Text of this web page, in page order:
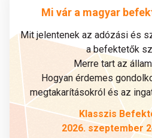
Mi vár a magyar
Mit jelentenek az adózási és
a befektetők
Merre tart az
Hogyan érdemes
megtakarításokról és az
Klasszis
2026. szeptember